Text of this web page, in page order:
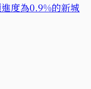
度為0.9%的新城